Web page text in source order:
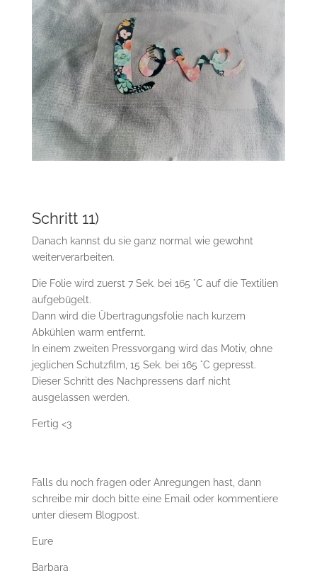
Schritt 11)
Danach kannst du sie ganz normal wie gewohnt
weiterverarbeiten.
Die Folie wird zuerst 7 Sek. bei 165 °C auf die Textilien
aufgebügelt.
Dann wird die Übertragungsfolie nach kurzem
Abkühlen warm entfernt.
In einem zweiten Pressvorgang wird das Motiv, ohne
jeglichen Schutzfilm, 15 Sek. bei 165 °C gepresst.
Dieser Schritt des Nachpressens darf nicht
ausgelassen werden.
Fertig <3
Falls du noch fragen oder Anregungen hast, dann
schreibe mir doch bitte eine Email oder kommentiere
unter diesem Blogpost.
Eure
Barbara